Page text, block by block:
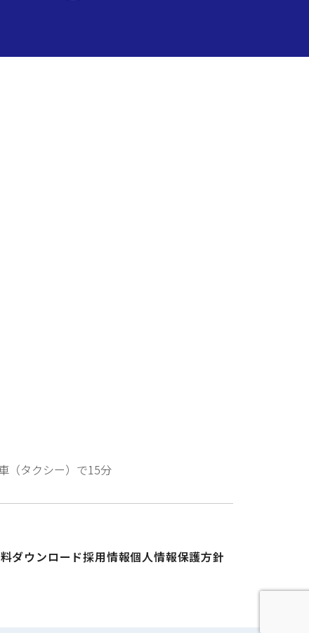
タクシー）で15分
ダウンロード採用情報個人情報保護方針